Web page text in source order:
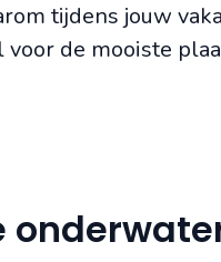
tijdens jouw
de mooiste